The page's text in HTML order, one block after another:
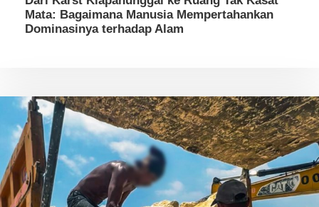
Mata: Bagaimana Manusia Mempertahankan
Dominasinya terhadap Alam